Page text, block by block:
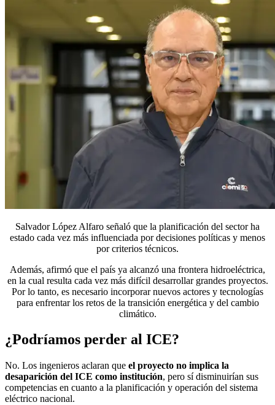
Salvador López Alfaro señaló que la planificación del sector ha
estado cada vez más influenciada por decisiones políticas y menos
por criterios técnicos.
Además, afirmó que el país ya alcanzó una frontera hidroeléctrica,
en la cual resulta cada vez más difícil desarrollar grandes proyectos.
Por lo tanto, es necesario incorporar nuevos actores y tecnologías
para enfrentar los retos de la transición energética y del cambio
climático.
¿Podríamos perder al ICE?
No. Los ingenieros aclaran que el proyecto no implica la
desaparición del ICE como institución, pero sí disminuirían sus
competencias en cuanto a la planificación y operación del sistema
eléctrico nacional.